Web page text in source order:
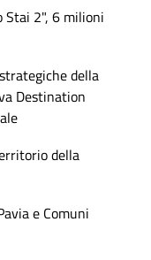
Stai 2", 6 milioni
della
Destination
della
e Comuni